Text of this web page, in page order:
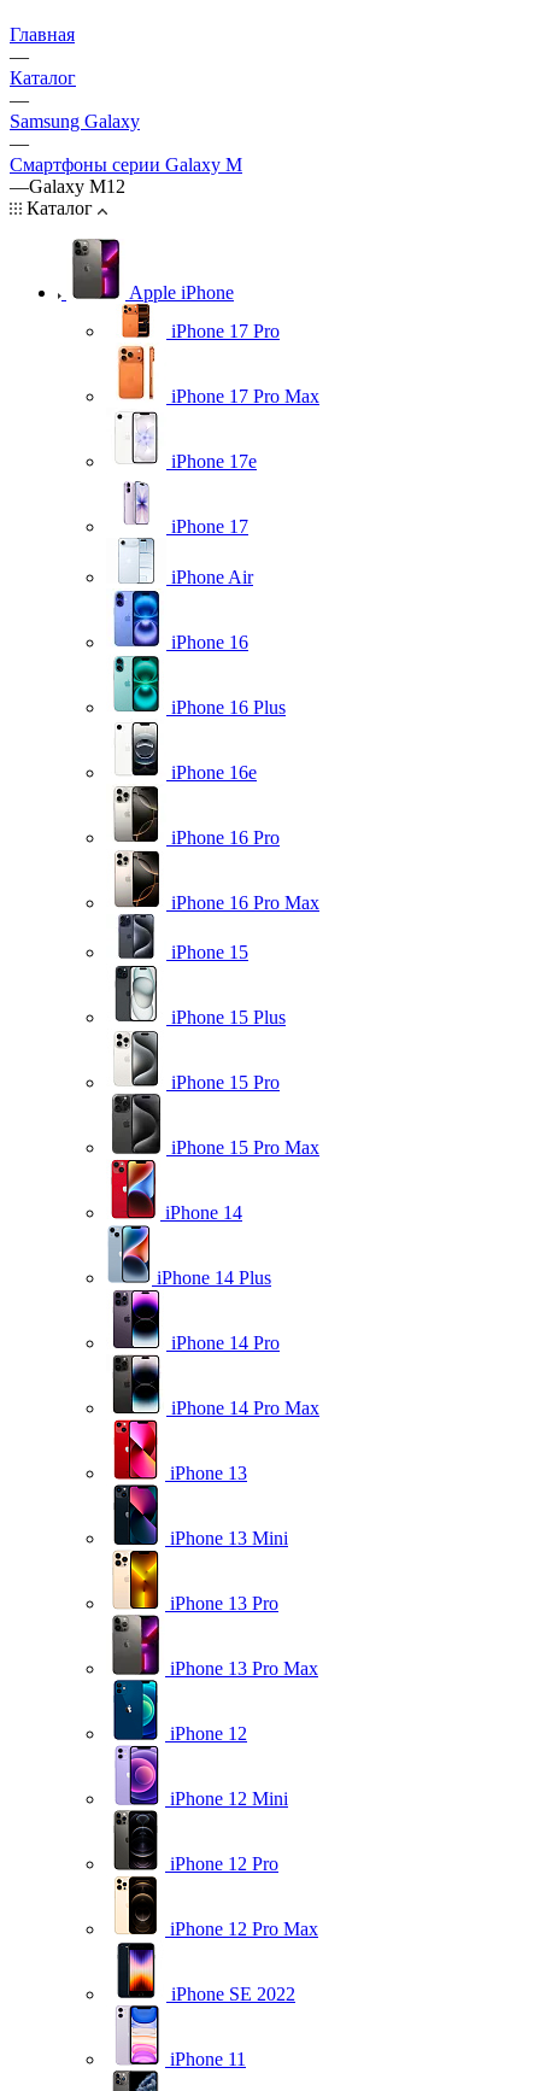
Главная
—
Каталог
—
Samsung Galaxy
—
Смартфоны серии Galaxy M
—Galaxy M12
Каталог
Apple iPhone
iPhone 17 Pro
iPhone 17 Pro Max
iPhone 17e
iPhone 17
iPhone Air
iPhone 16
iPhone 16 Plus
iPhone 16e
iPhone 16 Pro
iPhone 16 Pro Max
iPhone 15
iPhone 15 Plus
iPhone 15 Pro
iPhone 15 Pro Max
iPhone 14
iPhone 14 Plus
iPhone 14 Pro
iPhone 14 Pro Max
iPhone 13
iPhone 13 Mini
iPhone 13 Pro
iPhone 13 Pro Max
iPhone 12
iPhone 12 Mini
iPhone 12 Pro
iPhone 12 Pro Max
iPhone SE 2022
iPhone 11